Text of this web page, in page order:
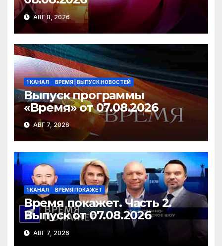
АВГ 8, 2026
1 КАНАЛ ВРЕМЯ | ВЫПУСК НОВОСТЕЙ
Выпуск программы
«Время» от 07.08.2026
АВГ 7, 2026
1 КАНАЛ ВРЕМЯ ПОКАЖЕТ
Время покажет. Часть 2.
Выпуск от 07.08.2026
АВГ 7, 2026